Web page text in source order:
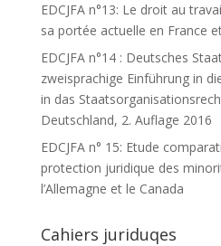
EDCJFA n°13: Le droit au
sa portée actuelle en France
EDCJFA n°14 : Deutsches
zweisprachige Einführung in
in das
Deutschland, 2. Auflage 2016
EDCJFA n° 15: Etude
protection juridique des
l’Allemagne et le Canada
Cahiers juriduqes